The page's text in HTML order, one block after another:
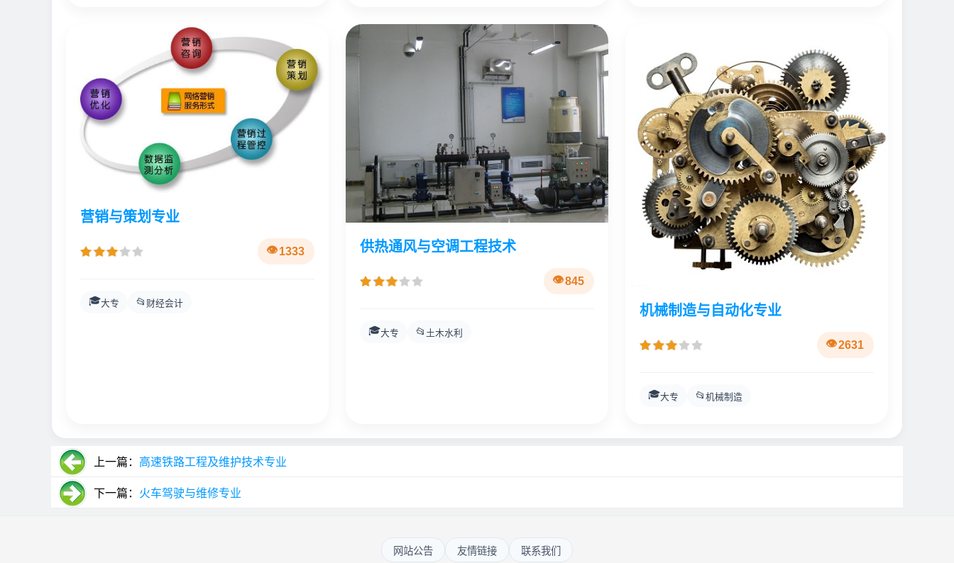
营销与策划专业
1333
🎓大专 📂 财经会计
供热通风与空调工程技术
845
🎓大专 📂 土木水利
机械制造与自动化专业
2631
🎓大专 📂 机械制造
上一篇： 高速铁路工程及维护技术专业
下一篇： 火车驾驶与维修专业
网站公告 友情链接 联系我们